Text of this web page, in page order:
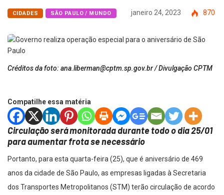
CIDADES SÃO PAULO / MUNDO janeiro 24, 2023 870
Créditos da foto: ana.liberman@cptm.sp.gov.br / Divulgação CPTM
Compatilhe essa matéria
Circulação será monitorada durante todo o dia 25/01
para aumentar frota se necessário
Portanto, para esta quarta-feira (25), que é aniversário de 469
anos da cidade de São Paulo, as empresas ligadas à Secretaria
dos Transportes Metropolitanos (STM) terão circulação de acordo